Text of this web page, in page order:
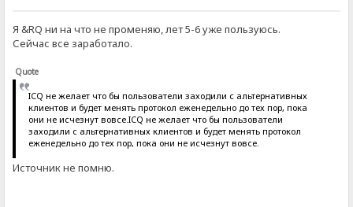
Я &RQ ни на что не променяю, лет 5-6 уже пользуюсь.
Сейчас все заработало.
Quote
ICQ не желает что бы пользователи заходили с альтернативных
клиентов и будет менять протокол еженедельно до тех пор, пока
они не исчезнут вовсе.ICQ не желает что бы пользователи
заходили с альтернативных клиентов и будет менять протокол
еженедельно до тех пор, пока они не исчезнут вовсе.
Источник не помню.